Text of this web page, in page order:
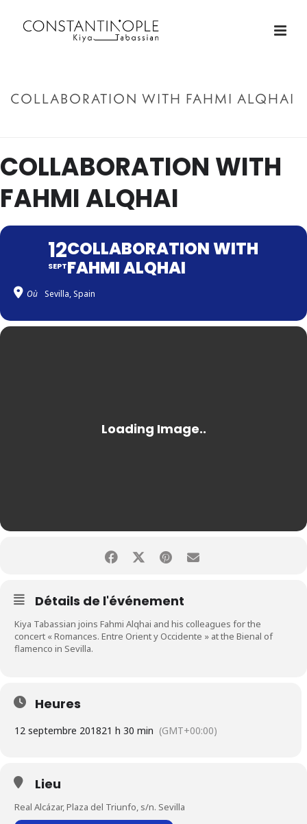
COLLABORATION WITH FAHMI ALQHAI
COLLABORATION WITH
FAHMI ALQHAI
12
SEPT
COLLABORATION WITH
FAHMI ALQHAI
Où Sevilla, Spain
Détails de l'événement
Kiya Tabassian joins Fahmi Alqhai and his colleagues for the
concert « Romances. Entre Orient y Occidente » at the Bienal of
flamenco in Sevilla.
Heures
12 septembre 201821 h 30 min (GMT+00:00)
Lieu
Real Alcázar, Plaza del Triunfo, s/n. Sevilla